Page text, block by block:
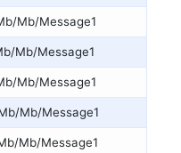
Mb/Message1
Mb/Message1
Mb/Message1
Mb/Message1
Mb/Message1